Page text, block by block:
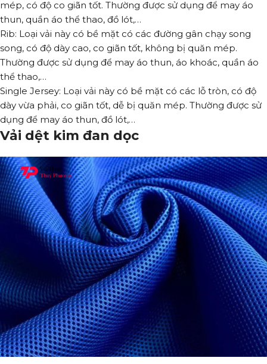
mép, có độ co giãn tốt. Thường được sử dụng để may áo
thun, quần áo thể thao, đồ lót,…
Rib: Loại vải này có bề mặt có các đường gân chạy song
song, có độ dày cao, co giãn tốt, không bị quăn mép.
Thường được sử dụng để may áo thun, áo khoác, quần áo
thể thao,…
Single Jersey: Loại vải này có bề mặt có các lỗ tròn, có độ
dày vừa phải, co giãn tốt, dễ bị quăn mép. Thường được sử
dụng để may áo thun, đồ lót,…
Vải dệt kim đan dọc